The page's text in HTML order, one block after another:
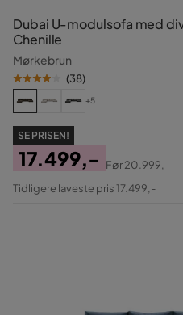
Dubai U-modulsofa med
Chenille
Mørkebrun
(38)
+5
SE PRISEN!
Pris
17.499,-
Original
Før20.999,-
Tidligere laveste pris 17.499,-